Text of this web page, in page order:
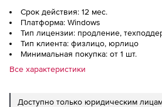
Срок действия: 12 мес.
Платформа: Windows
Тип лицензии: продление,
Тип клиента: физлицо, юрлицо
Минимальная покупка: от 1 шт.
Все характеристики
Доступно только юридическим